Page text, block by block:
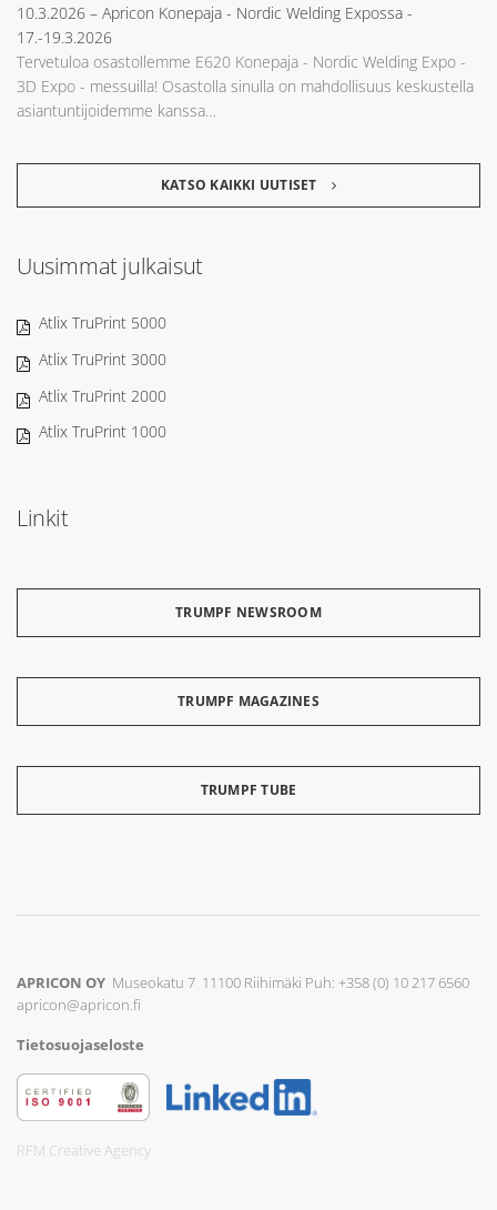
10.3.2026 – Apricon Konepaja - Nordic Welding Expossa -
17.-19.3.2026
Tervetuloa osastollemme E620 Konepaja - Nordic Welding Expo -
3D Expo - messuilla! Osastolla sinulla on mahdollisuus keskustella
asiantuntijoidemme kanssa…
KATSO KAIKKI UUTISET
Uusimmat julkaisut
Atlix TruPrint 5000
Atlix TruPrint 3000
Atlix TruPrint 2000
Atlix TruPrint 1000
Linkit
TRUMPF NEWSROOM
TRUMPF MAGAZINES
TRUMPF TUBE
APRICON OY Museokatu 7 11100 Riihimäki Puh: +358 (0) 10 217 6560
apricon@apricon.fi
Tietosuojaseloste
RFM Creative Agency